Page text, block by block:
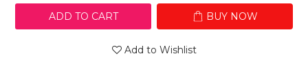
ADD TO CART BUY NOW
Add to Wishlist